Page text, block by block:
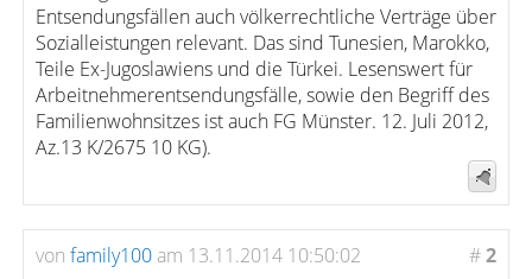
Entsendungsfällen auch völkerrechtliche Verträge über
Sozialleistungen relevant. Das sind Tunesien, Marokko,
Teile Ex-Jugoslawiens und die Türkei. Lesenswert für
Arbeitnehmerentsendungsfälle, sowie den Begriff des
Familienwohnsitzes ist auch FG Münster. 12. Juli 2012,
Az.13 K/2675 10 KG).
von family100am 13.11.2014 10:50:02 #2